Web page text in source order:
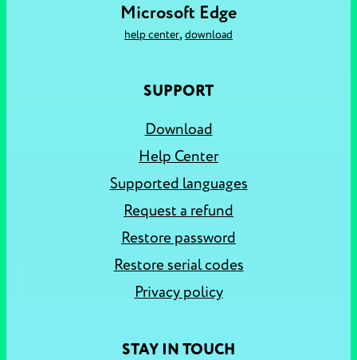
Microsoft Edge
help center, download
SUPPORT
Download
Help Center
Supported languages
Request a refund
Restore password
Restore serial codes
Privacy policy
STAY IN TOUCH